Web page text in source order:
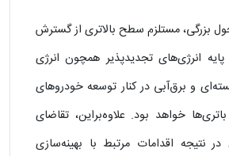
بزرگی، مستلزم سطح بالاتری از گسترش
پایه انرژی‌های تجدیدپذیر همچون انرژی
و برق‌آبی در کنار توسعه خودروهای
خواهد بود. علاوه‌براین، تقاضای
نتیجه اقدامات مرتبط با بهینه‌سازی